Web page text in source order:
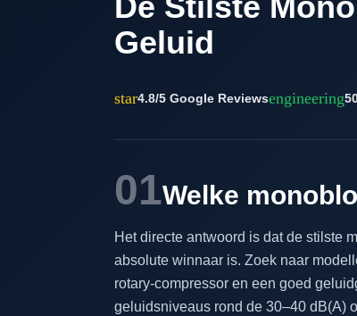
Geluid
star4.8/5 Google Reviewsengineering
01Welke
Het directe antwoord is dat de stilste
absolute winnaar is. Zoek naar
rotary-compressor en een goed
geluidsniveaus rond de 30–40 dB(A)